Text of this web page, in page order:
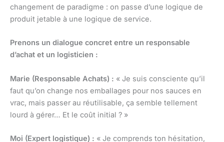
changement de paradigme : on passe d’une logique de
produit jetable à une logique de service.
Prenons un dialogue concret entre un responsable
d’achat et un logisticien :
Marie (Responsable Achats) : « Je suis consciente qu’il
faut qu’on change nos emballages pour nos sauces en
vrac, mais passer au réutilisable, ça semble tellement
lourd à gérer… Et le coût initial ? »
Moi (Expert logistique) : « Je comprends ton hésitation,